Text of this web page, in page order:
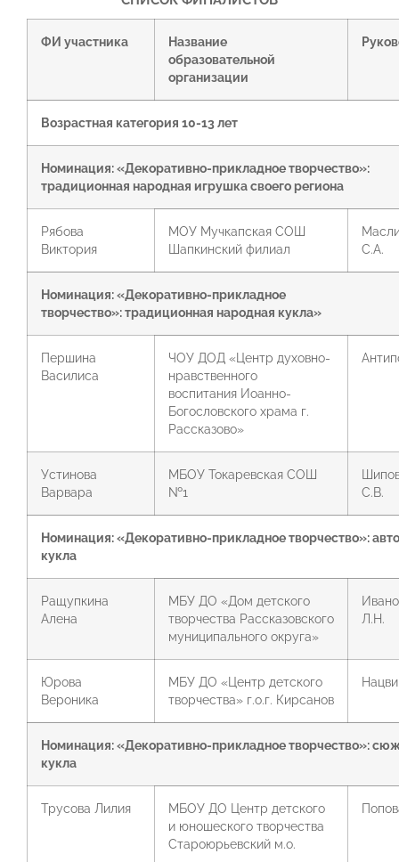
ФИ участника
Название
образовательной
организации
Возрастная категория 10-13 лет
Номинация: «Декоративно-прикладное творчество»:
традиционная народная игрушка своего региона
Рябова
Виктория
МОУ Мучкапская СОШ
Шапкинский филиал
С.А.
Номинация: «Декоративно-прикладное
творчество»:традиционная народная кукла»
Першина
Василиса
ЧОУ ДОД «Центр духовно-
нравственного
воспитания Иоанно-
Богословского храма г.
Рассказово»
Устинова
Варвара
МБОУ Токаревская СОШ
№1
С.В.
Номинация: «Декоративно-прикладное творчество»:
кукла
Ращупкина
Алена
МБУ ДО «Дом детского
творчества Рассказовского
муниципального округа»
Л.Н.
Юрова
Вероника
МБУ ДО «Центр детского
творчества» г.о.г. Кирсанов
Номинация: «Декоративно-прикладное творчество»:
кукла
Трусова Лилия
МБОУ ДО Центр детского
и юношеского творчества
Староюрьевский м.о.